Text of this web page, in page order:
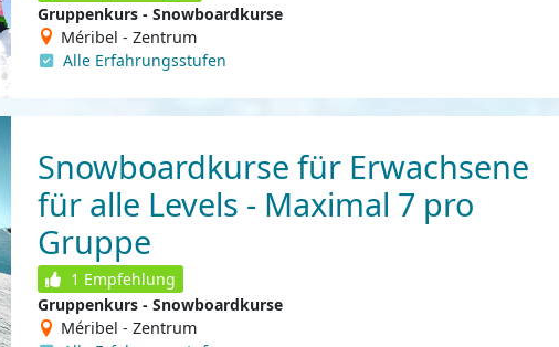
Gruppenkurs - Snowboardkurse
Méribel - Zentrum
Alle Erfahrungsstufen
Snowboardkurse für Erwachsene
für alle Levels - Maximal 7 pro
Gruppe
1 Empfehlung
Gruppenkurs - Snowboardkurse
Méribel - Zentrum